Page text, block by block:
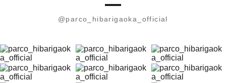
@parco_hibarigaoka_official